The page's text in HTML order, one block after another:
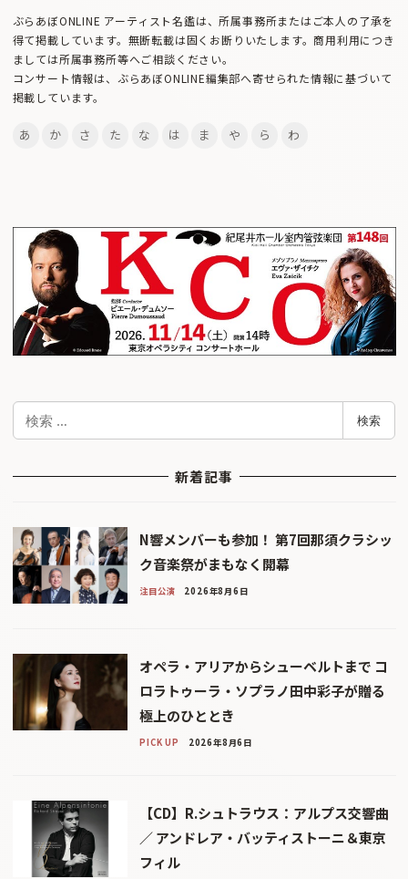
ぶらあぼONLINE アーティスト名鑑は、所属事務所またはご本人の了承を
得て掲載しています。無断転載は固くお断りいたします。商用利用につき
ましては所属事務所等へご相談ください。
コンサート情報は、ぶらあぼONLINE編集部へ寄せられた情報に基づいて
掲載しています。
あ か さ た な は ま や ら わ
検
索
検索
新着記事
N響メンバーも参加！ 第7回那須クラシッ
ク音楽祭がまもなく開幕
注目公演 2026年8月6日
オペラ・アリアからシューベルトまで コ
ロラトゥーラ・ソプラノ田中彩子が贈る
極上のひととき
PICK UP 2026年8月6日
【CD】R.シュトラウス：アルプス交響曲
／ アンドレア・バッティストーニ＆東京
フィル